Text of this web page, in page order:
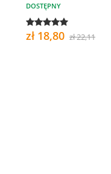
DOSTĘPNY
zł 18,80 zł 22,11